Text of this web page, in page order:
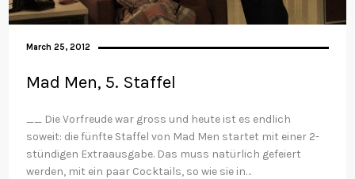
March 25, 2012
Mad Men, 5. Staffel
__ Die Vorfreude war gross und heute ist es endlich
soweit: die fünfte Staffel von Mad Men startet mit einer 2-
stündigen Extraausgabe. Das muss natürlich gefeiert
werden, mit ein paar Cocktails, so wie sie in…